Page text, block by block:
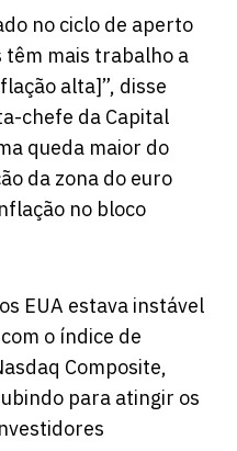
no ciclo de aperto
têm mais trabalho a
alta]”, disse
chefe da Capital
queda maior do
da zona do euro
no bloco
EUA estava instável
o índice de
Composite,
para atingir os